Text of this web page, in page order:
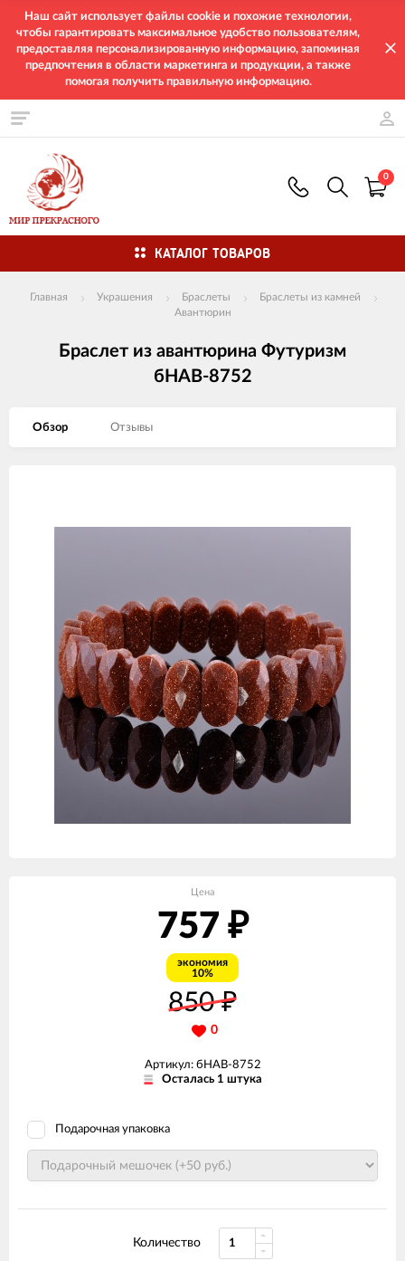
Наш сайт использует файлы cookie и похожие технологии,
чтобы гарантировать максимальное удобство пользователям,
предоставляя персонализированную информацию, запоминая
предпочтения в области маркетинга и продукции, а также
помогая получить правильную информацию.
0
КАТАЛОГ ТОВАРОВ
Главная Украшения Браслеты
Браслеты из камней
Авантюрин
Браслет из авантюрина Футуризм
бНАВ-8752
Обзор Отзывы
Цена
757 ₽
экономия
10%
850₽
0
Артикул: бНАВ-8752
Осталась 1 штука
Подарочная упаковка
Количество